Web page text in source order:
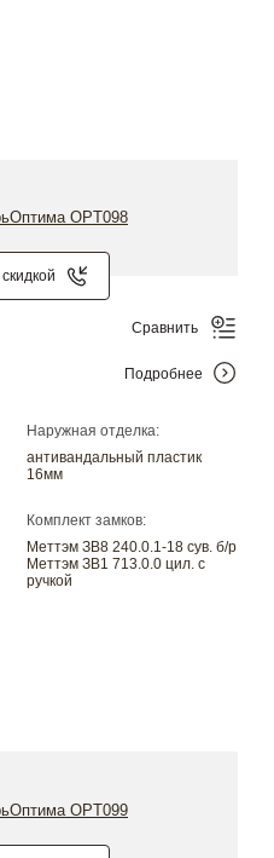
Наружная отделка:
антивандальный пластик
16мм
Комплект замков:
Меттэм ЗВ8 240.0.1-18 сув. б/р
Меттэм ЗВ1 713.0.0 цил. с
ручкой
Сравнить
Подробнее